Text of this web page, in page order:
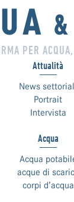
PER
Attualità
News
Portrait
Intervista
Acqua
Acqua
acque di
corpi d’acqua